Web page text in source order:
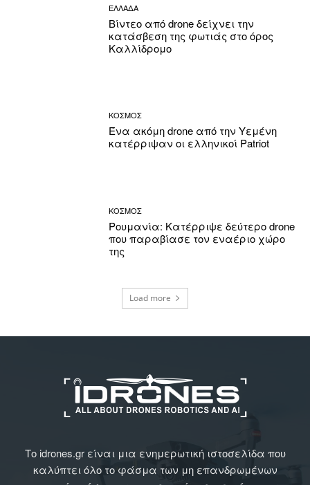
ΕΛΛΑΔΑ
Βίντεο από drone δείχνει την
κατάσβεση της φωτιάς στο όρος
Καλλίδρομο
ΚΟΣΜΟΣ
Ένα ακόμη drone από την Υεμένη
κατέρριψαν οι ελληνικοί Patriot
ΚΟΣΜΟΣ
Ρουμανία: Κατέρριψε δεύτερο drone
που παραβίασε τον εναέριο χώρο
της
Load more
Το idrones.gr είναι μια ενημερωτική ιστοσελίδα που
καλύπτει όλο το φάσμα των μη επανδρωμένων